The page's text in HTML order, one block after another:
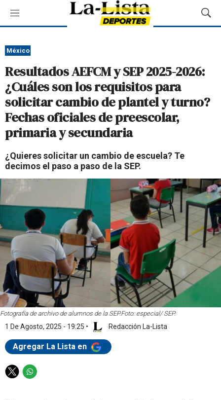
M
e
ú
M
o
ú
México
Resultados AEFCM y SEP 2025-2026:
¿Cuáles son los requisitos para
solicitar cambio de plantel y turno?
Fechas oficiales de preescolar,
primaria y secundaria
¿Quieres solicitar un cambio de escuela? Te
decimos el paso a paso de la SEP.
Fotografía de archivo de alumnos de la SEP.Foto: especial/ SEP.
1 De Agosto, 2025 - 19:25 • Redacción La-Lista
Agregar La Lista en
T
W